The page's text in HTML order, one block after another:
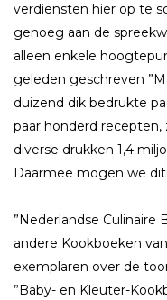
verdiensten hier op te
genoeg aan de
alleen enkele
geleden geschreven
duizend dik bedrukte
paar honderd recepten,
diverse drukken 1,4
Daarmee mogen we
”Nederlandse Culinaire
andere Kookboeken
exemplaren over de
”Baby- en Kleuter-